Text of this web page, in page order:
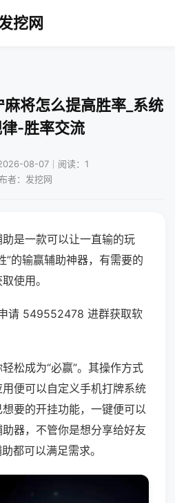
挖网
将怎么提高胜率_系统
-胜率交流
08-07｜阅读：1
者：发挖网
是一款可以让一直输的玩
”的输赢辅助神器，有需要的
使用。
请 549552478 进群获取软
松成为“必赢”。其操作方式
便可以自定义手机打牌系统
要的开挂功能，一键便可以
器，不管你是想分享给好友
都可以满足需求。